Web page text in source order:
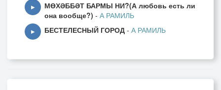
▶
МӨХӘББӘТ БАРМЫ НИ?(А любовь есть ли
она вообще?) - А РАМИЛЬ
▶ БЕСТЕЛЕСНЫЙ ГОРОД - А РАМИЛЬ